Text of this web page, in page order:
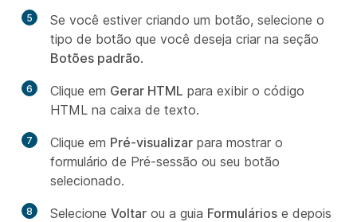
5
Se você estiver criando um botão, selecione o
tipo de botão que você deseja criar na seção
Botões padrão.
6 Clique em Gerar HTML para exibir o código
HTML na caixa de texto.
7 Clique em Pré-visualizar para mostrar o
formulário de Pré-sessão ou seu botão
selecionado.
8 Selecione Voltar ou a guia Formulários e depois